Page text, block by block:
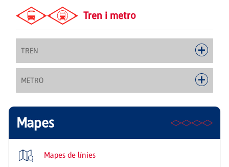
Tren i metro
TREN
METRO
Mapes
Mapes de línies